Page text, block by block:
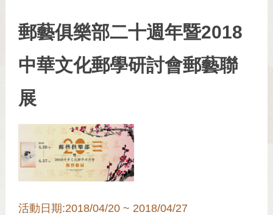
郵藝俱樂部二十週年暨2018
中華文化郵學研討會郵藝聯
展
活動日期:2018/04/20 ~ 2018/04/27